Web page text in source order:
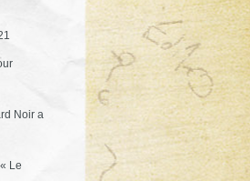
Noir a
Le